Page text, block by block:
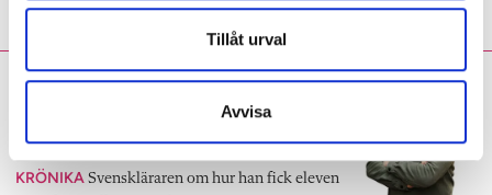
Tillåt urval
Avvisa
Fredrik Sandström:
Tydliga delmål kan få
igång elevernas läsning
KRÖNIKA Svenskläraren om hur han fick eleven